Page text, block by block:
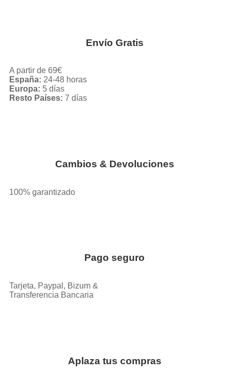
Envío Gratis
A partir de 69€
España: 24-48 horas
Europa: 5 días
Resto Países: 7 días
Cambios & Devoluciones
100% garantizado
Pago seguro
Tarjeta, Paypal, Bizum &
Transferencia Bancaria
Aplaza tus compras